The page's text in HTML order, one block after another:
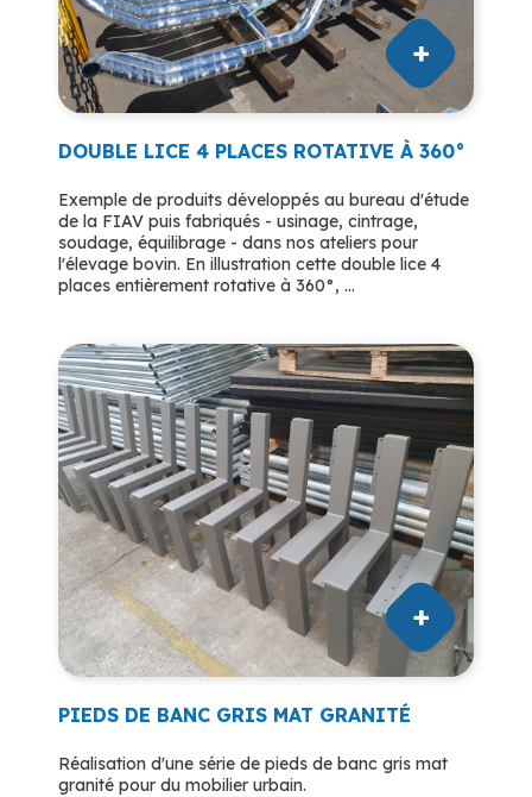
DOUBLE LICE 4 PLACES ROTATIVE À 360°
Exemple de produits développés au bureau d'étude
de la FIAV puis fabriqués - usinage, cintrage,
soudage, équilibrage - dans nos ateliers pour
l'élevage bovin. En illustration cette double lice 4
places entièrement rotative à 360°, ...
PIEDS DE BANC GRIS MAT GRANITÉ
Réalisation d'une série de pieds de banc gris mat
granité pour du mobilier urbain.